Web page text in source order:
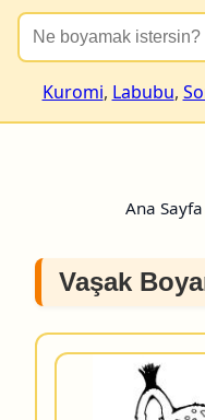
Kuromi, Labubu,
Ana Sayfa
Vaşak